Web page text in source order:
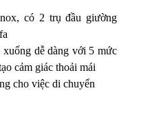
có 2 trụ đầu giường
dễ dàng với 5 mức
cảm giác thoải mái
cho việc di chuyển